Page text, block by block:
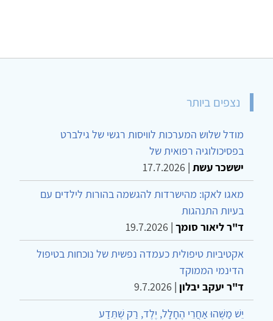
נצפים ביותר
מודל שלוש המערכות לוויסות רגשי של גילברט
בפסיכולוגיה רפואית של
יששכר עשת |
17.7.2026
מאגו לאקו: מהישרדות להגשמה בהורות לילדים עם
בעיות התנהגות
ד"ר ליאור סומך |
19.7.2026
אקטיביות טיפולית כעמדה נפשית של נוכחות בטיפול
הדינמי הממוקד
ד"ר יעקב יבלון |
9.7.2026
יֵשׁ מַשֶּׁהוּ אַחֲרֵי הֶחָלָל, יֶלֶד, רַק שֶׁתֵּדַע